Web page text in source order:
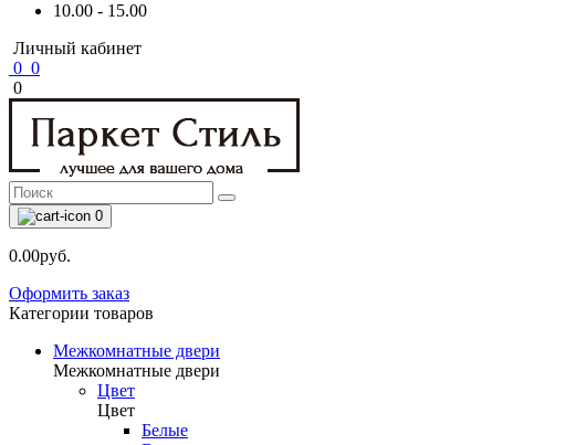
10.00 - 15.00
Личный кабинет
0 0
0
0
0.00руб.
Оформить заказ
Категории товаров
Межкомнатные двери
Межкомнатные двери
Цвет
Цвет
Белые